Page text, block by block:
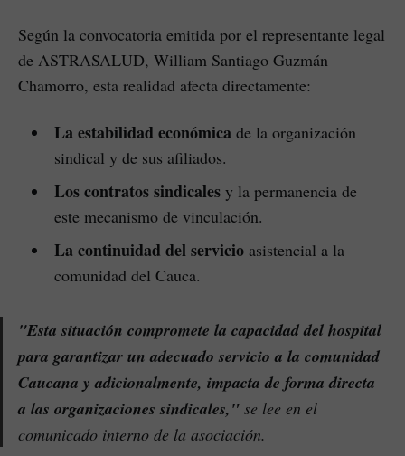
Según la convocatoria emitida por el representante legal
de ASTRASALUD, William Santiago Guzmán
Chamorro, esta realidad afecta directamente:
La estabilidad económica de la organización
sindical y de sus afiliados.
Los contratos sindicalesy la permanencia de
este mecanismo de vinculación.
La continuidad del servicioasistencial a la
comunidad del Cauca.
"Esta situación compromete la capacidad del hospital
para garantizar un adecuado servicio a la comunidad
Caucana y adicionalmente, impacta de forma directa
a las organizaciones sindicales," se lee en el
comunicado interno de la asociación.